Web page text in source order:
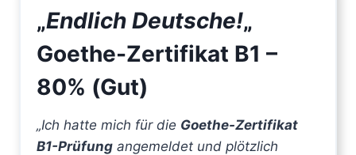
„Endlich Deutsche!„
Goethe-Zertifikat B1 –
80% (Gut)
„Ich hatte mich für die Goethe-Zertifikat
B1-Prüfung angemeldet und plötzlich